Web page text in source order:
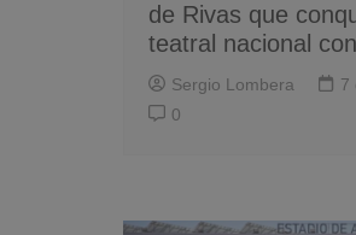
de Rivas que
teatral nacional
Sergio Lombera
7
0